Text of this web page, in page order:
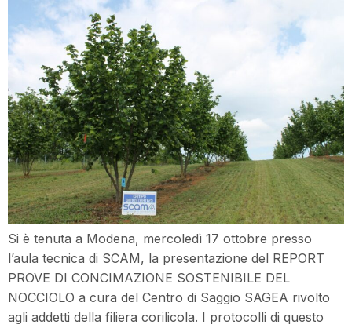
Si è tenuta a Modena, mercoledì 17 ottobre presso
l’aula tecnica di SCAM, la presentazione del REPORT
PROVE DI CONCIMAZIONE SOSTENIBILE DEL
NOCCIOLO a cura del Centro di Saggio SAGEA rivolto
agli addetti della filiera corilicola. I protocolli di questo